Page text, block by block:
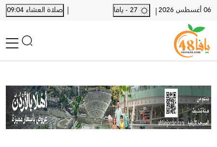
06 أغسطس 2026 |
| صلاة العشاء 09:04
أخبار محلية
أخبار يافا
SHORTS
أخبار اللد والرملة